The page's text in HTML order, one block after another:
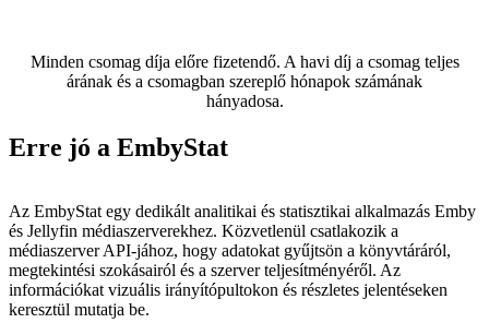
Minden csomag díja előre fizetendő. A havi díj a csomag teljes
árának és a csomagban szereplő hónapok számának
hányadosa.
Erre jó a EmbyStat
Az EmbyStat egy dedikált analitikai és statisztikai alkalmazás Emby
és Jellyfin médiaszerverekhez. Közvetlenül csatlakozik a
médiaszerver API-jához, hogy adatokat gyűjtsön a könyvtáráról,
megtekintési szokásairól és a szerver teljesítményéről. Az
információkat vizuális irányítópultokon és részletes jelentéseken
keresztül mutatja be.